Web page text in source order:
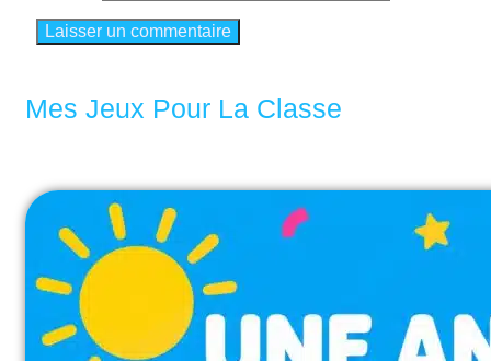
Mes Jeux Pour La Classe